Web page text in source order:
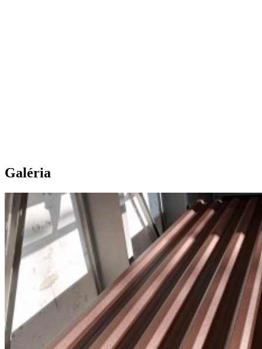
Galéria